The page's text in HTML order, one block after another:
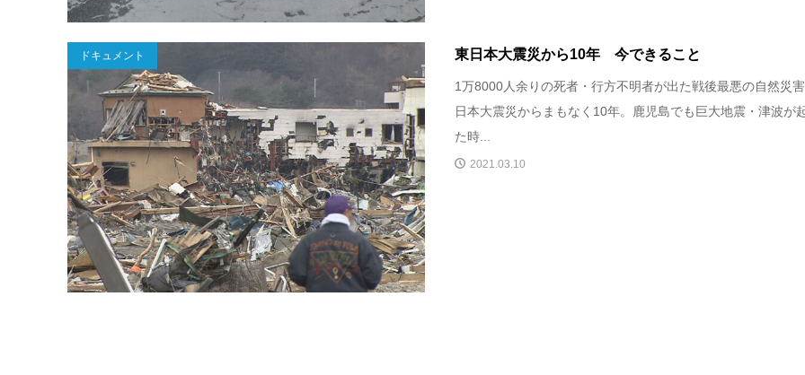
ドキュメント 東日本大震災から10年 今できること
1万8000人余りの死者・行方不明者が出た戦後最悪の自然災
日本大震災からまもなく10年。鹿児島でも巨大地震・津波が
た時...
2021.03.10